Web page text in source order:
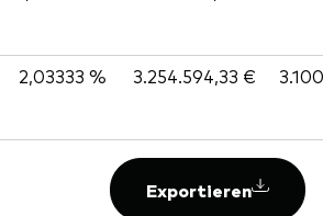
2,03333 % 3.254.594,33 €
Exportieren